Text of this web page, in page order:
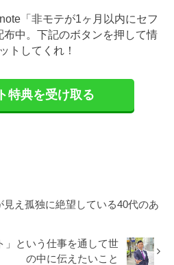
「非モテが1ヶ月以内にセフ
布中。下記のボタンを押して情
トしてくれ！
特典を受け取る
見え孤独に絶望している40代のあ
」という仕事を通して世
の中に伝えたいこと